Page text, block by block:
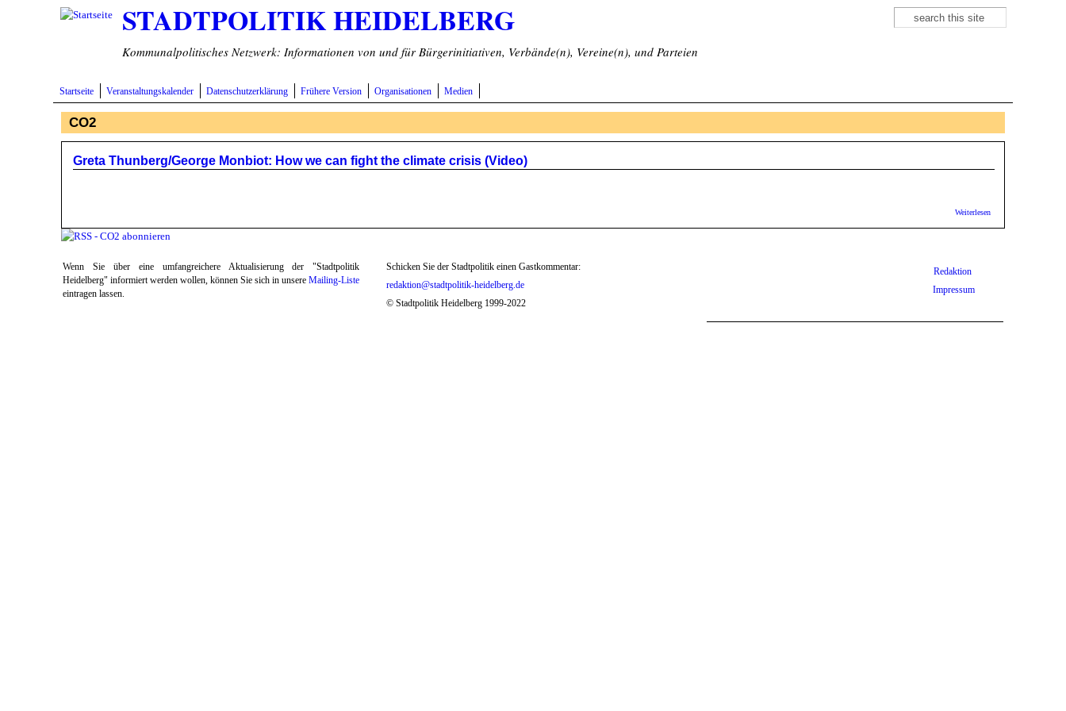
Direkt zum Inhalt STADTPOLITIK HEIDELBERG
Kommunalpolitisches Netzwerk: Informationen von und für Bürgerinitiativen, Verbände(n), Vereine(n), und Parteien
Suchformular
Suche
Startseite Veranstaltungskalender Datenschutzerklärung Frühere Version Organisationen Medien
CO2
Greta Thunberg/George Monbiot: How we can fight the climate crisis (Video)
Weiterlesenüber Greta
Wenn Sie über eine umfangreichere Aktualisierung der "Stadtpolitik
Heidelberg" informiert werden wollen, können Sie sich in unsereMailing-Liste
eintragen lassen.
Schicken Sie der Stadtpolitik einen Gastkommentar:
redaktion@stadtpolitik-heidelberg.de
© Stadtpolitik Heidelberg 1999-2022
Redaktion
Impressum